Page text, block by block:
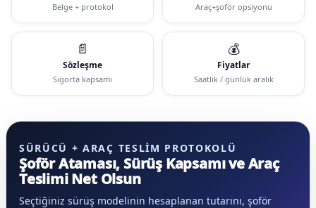
Belge + protokol Araç+şoför opsiyonu
📄
Sözleşme
Sigorta kapsamı
💰
Fiyatlar
Saatlik / günlük aralık
SÜRÜCÜ + ARAÇ TESLIM PROTOKOLÜ
Şoför Ataması, Sürüş Kapsamı ve Araç
Teslimi Net Olsun
Seçtiğiniz sürüş modelinin hesaplanan tutarını, şoför